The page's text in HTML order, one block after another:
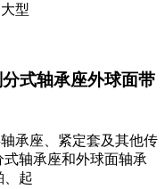
型
式轴承座外球面带
承座、紧定套及其他传
轴承座和外球面轴承
、起